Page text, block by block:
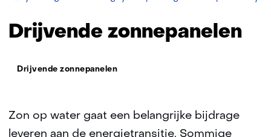
Drijvende zonnepanelen
Thema:
Drijvende zonnepanelen
Zon op water gaat een belangrijke bijdrage
leveren aan de energietransitie. Sommige